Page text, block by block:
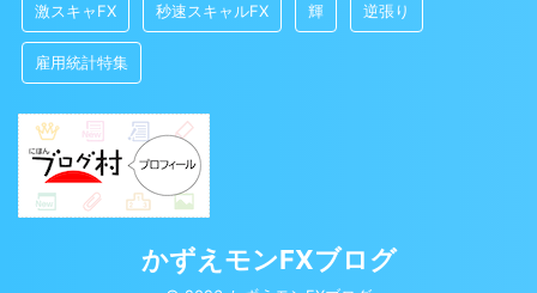
激スキャFX 秒速スキャルFX 輝 逆張り
雇用統計特集
かずえモンFXブログ